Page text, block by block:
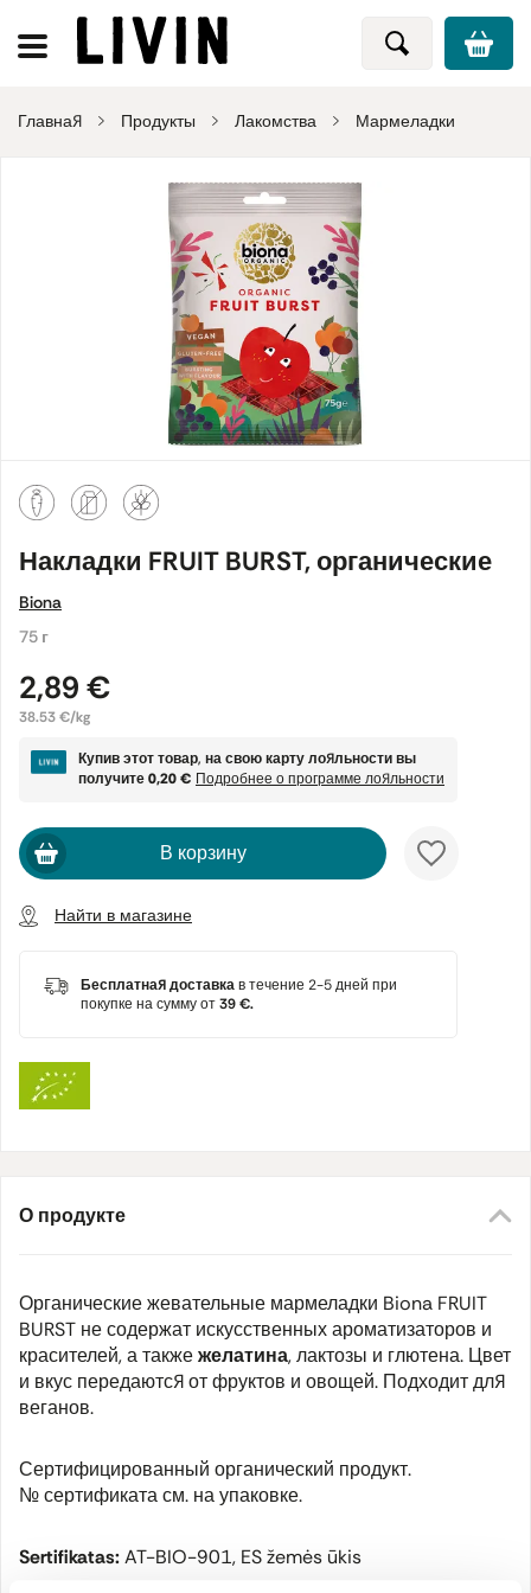
Главная Продукты Лакомства Мармеладки
Накладки FRUIT BURST, органические
Biona
75 г
2,89 €
38.53 €/kg
Купив этот товар, на свою карту лояльности вы
получите0,20 € Подробнее о программе лояльности
В корзину
Найти в магазине
Бесплатная доставкав течение 2-5 дней при
покупке на сумму от39 €.
О продукте
Органические жевательные мармеладки Biona FRUIT
BURST не содержат искусственных ароматизаторов и
красителей, а такжежелатина, лактозы и глютена. Цвет
и вкус передаются от фруктов и овощей. Подходит для
веганов.
Сертифицированный органический продукт.
№ сертификата см. на упаковке.
Sertifikatas:AT-BIO-901, ES žemės ūkis